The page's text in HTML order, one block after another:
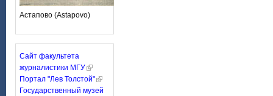
Астапово (Astapovo)
Сайт факультета
журналистики МГУ
Портал "Лев Толстой"
Государственный музей